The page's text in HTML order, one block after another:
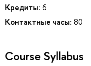
Кредиты: 6
Контактные часы: 80
Course Syllabus